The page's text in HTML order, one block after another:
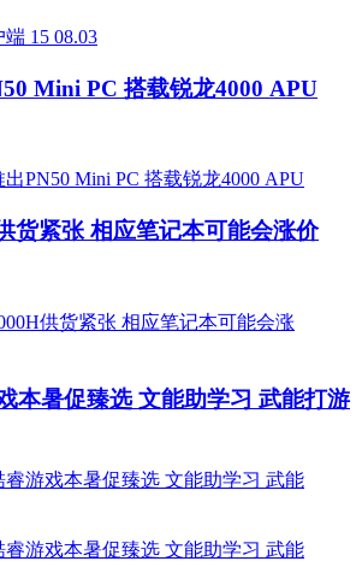
端 15 08.03
Mini PC 搭载锐龙4000 APU
货紧张 相应笔记本可能会涨价
本暑促臻选 文能助学习 武能打游